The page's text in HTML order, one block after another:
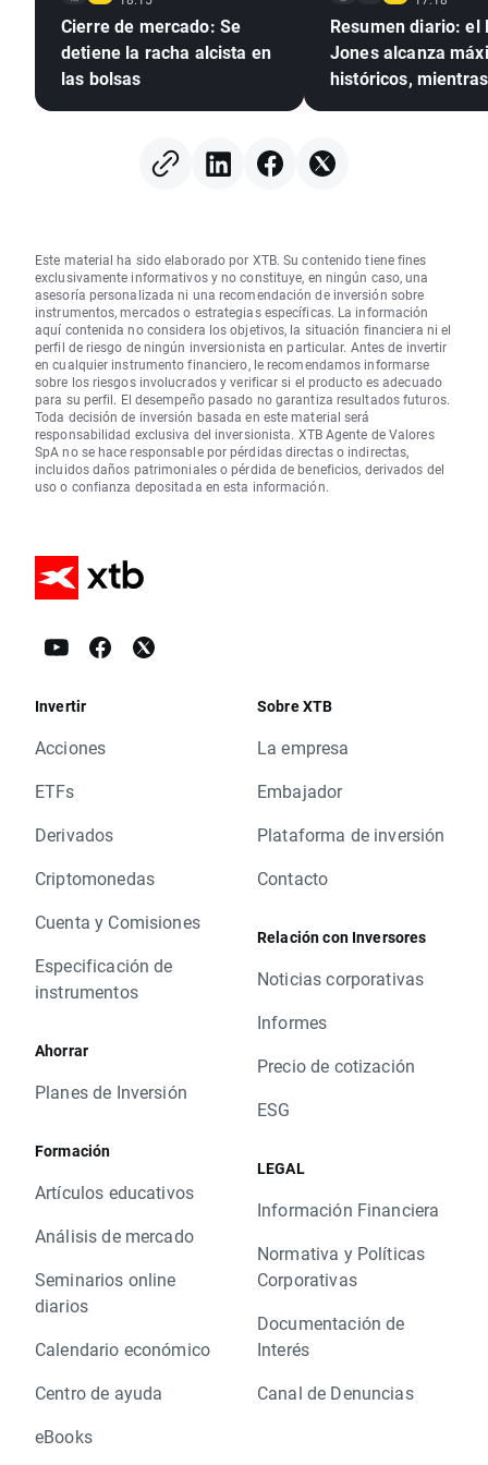
Cierre de mercado: Se
detiene la racha alcista en
las bolsas
Resumen diario: el
Jones alcanza
históricos,
acuerdo entre EE.
Este material ha sido elaborado por XTB. Su contenido tiene fines
exclusivamente informativos y no constituye, en ningún caso, una
asesoría personalizada ni una recomendación de inversión sobre
instrumentos, mercados o estrategias específicas. La información
aquí contenida no considera los objetivos, la situación financiera ni el
perfil de riesgo de ningún inversionista en particular. Antes de invertir
en cualquier instrumento financiero, le recomendamos informarse
sobre los riesgos involucrados y verificar si el producto es adecuado
para su perfil. El desempeño pasado no garantiza resultados futuros.
Toda decisión de inversión basada en este material será
responsabilidad exclusiva del inversionista. XTB Agente de Valores
SpA no se hace responsable por pérdidas directas o indirectas,
incluidos daños patrimoniales o pérdida de beneficios, derivados del
uso o confianza depositada en esta información.
Invertir
Acciones
ETFs
Derivados
Criptomonedas
Cuenta y Comisiones
Especificación de
instrumentos
Ahorrar
Planes de Inversión
Formación
Artículos educativos
Análisis de mercado
Seminarios online
diarios
Calendario económico
Centro de ayuda
eBooks
Sobre XTB
La empresa
Embajador
Plataforma de inversión
Contacto
Relación con Inversores
Noticias corporativas
Informes
Precio de cotización
ESG
LEGAL
Información Financiera
Normativa y Políticas
Corporativas
Documentación de
Interés
Canal de Denuncias